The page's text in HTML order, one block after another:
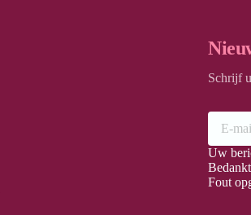
Schrijf
Uw
Fout